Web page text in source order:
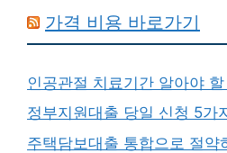
가격 비용 바로가기
인공관절 치료기간 알아야
정부지원대출 당일 신청 5가
주택담보대출 통합으로 절약